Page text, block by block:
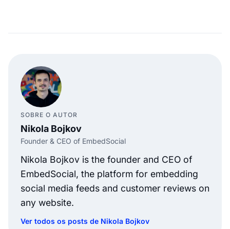
SOBRE O AUTOR
Nikola Bojkov
Founder & CEO of EmbedSocial
Nikola Bojkov is the founder and CEO of
EmbedSocial, the platform for embedding
social media feeds and customer reviews on
any website.
Ver todos os posts de Nikola Bojkov